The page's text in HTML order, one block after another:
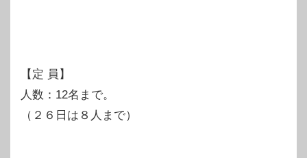
【定 員】
人数：12名まで。
（２６日は８人まで）